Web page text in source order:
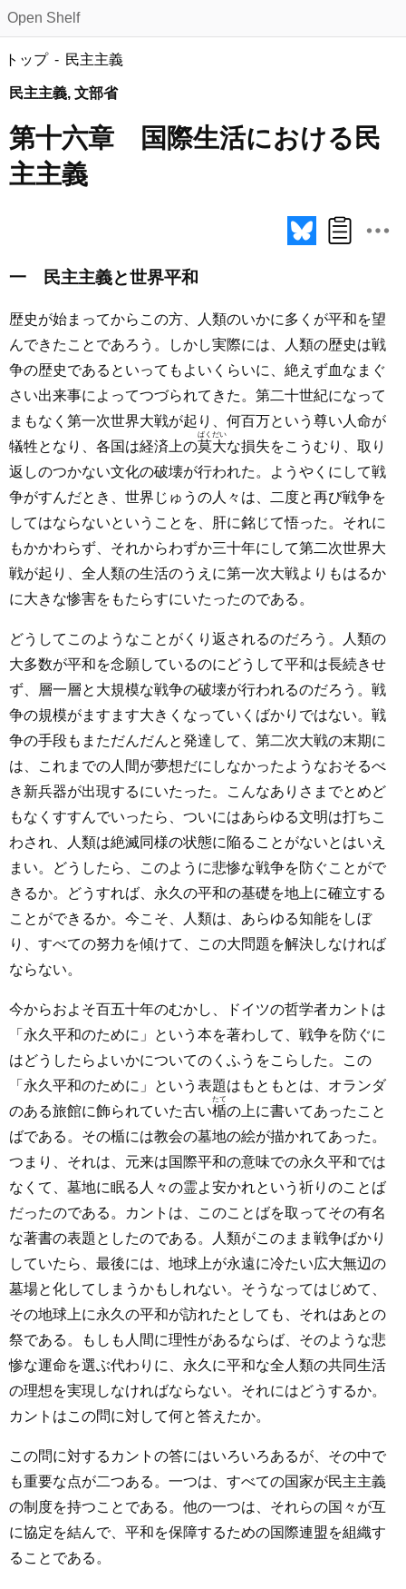
Open Shelf
トップ 民主主義
民主主義, 文部省
第十六章 国際生活における民
主主義
一 民主主義と世界平和
歴史が始まってからこの方、人類のいかに多くが平和を望
んできたことであろう。しかし実際には、人類の歴史は戦
争の歴史であるといってもよいくらいに、絶えず血なまぐ
さい出来事によってつづられてきた。第二十世紀になって
まもなく第一次世界大戦が起り、何百万という尊い人命が
犠牲となり、各国は経済上の莫大
ばくだい
な損失をこうむり、取り
返しのつかない文化の破壊が行われた。ようやくにして戦
争がすんだとき、世界じゅうの人々は、二度と再び戦争を
してはならないということを、肝に銘じて悟った。それに
もかかわらず、それからわずか三十年にして第二次世界大
戦が起り、全人類の生活のうえに第一次大戦よりもはるか
に大きな惨害をもたらすにいたったのである。
どうしてこのようなことがくり返されるのだろう。人類の
大多数が平和を念願しているのにどうして平和は長続きせ
ず、層一層と大規模な戦争の破壊が行われるのだろう。戦
争の規模がますます大きくなっていくばかりではない。戦
争の手段もまただんだんと発達して、第二次大戦の末期に
は、これまでの人間が夢想だにしなかったようなおそるべ
き新兵器が出現するにいたった。こんなありさまでとめど
もなくすすんでいったら、ついにはあらゆる文明は打ちこ
わされ、人類は絶滅同様の状態に陥ることがないとはいえ
まい。どうしたら、このように悲惨な戦争を防ぐことがで
きるか。どうすれば、永久の平和の基礎を地上に確立する
ことができるか。今こそ、人類は、あらゆる知能をしぼ
り、すべての努力を傾けて、この大問題を解決しなければ
ならない。
今からおよそ百五十年のむかし、ドイツの哲学者カントは
「永久平和のために」という本を著わして、戦争を防ぐに
はどうしたらよいかについてのくふうをこらした。この
「永久平和のために」という表題はもともとは、オランダ
のある旅館に飾られていた古い楯
たて
の上に書いてあったこと
ばである。その楯には教会の墓地の絵が描かれてあった。
つまり、それは、元来は国際平和の意味での永久平和では
なくて、墓地に眠る人々の霊よ安かれという祈りのことば
だったのである。カントは、このことばを取ってその有名
な著書の表題としたのである。人類がこのまま戦争ばかり
していたら、最後には、地球上が永遠に冷たい広大無辺の
墓場と化してしまうかもしれない。そうなってはじめて、
その地球上に永久の平和が訪れたとしても、それはあとの
祭である。もしも人間に理性があるならば、そのような悲
惨な運命を選ぶ代わりに、永久に平和な全人類の共同生活
の理想を実現しなければならない。それにはどうするか。
カントはこの問に対して何と答えたか。
この問に対するカントの答にはいろいろあるが、その中で
も重要な点が二つある。一つは、すべての国家が民主主義
の制度を持つことである。他の一つは、それらの国々が互
に協定を結んで、平和を保障するための国際連盟を組織す
ることである。